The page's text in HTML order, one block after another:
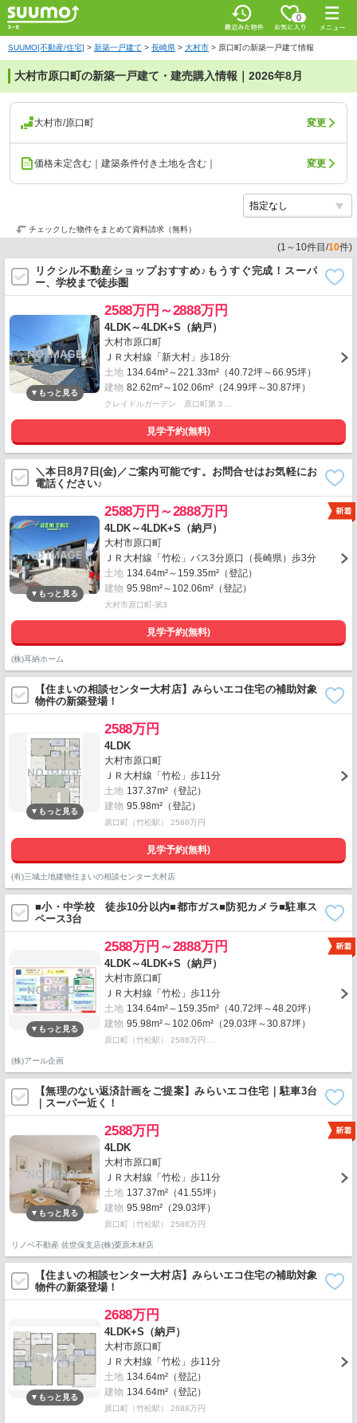
0
SUUMO[不動産/住宅] > 新築一戸建て > 長崎県 > 大村市 > 原口町の新築一戸建て情報
大村市原口町の新築一戸建て・建売購入情報｜2026年8月
大村市/原口町 変更
価格未定含む｜建築条件付き土地を含む｜ 変更
チェックした物件をまとめて資料請求（無料）
(1 ～ 10件目/10件)
リクシル不動産ショップおすすめ♪もうすぐ完成！スーパ
ー、学校まで徒歩圏
2588万円～2888万円
4LDK～4LDK+S（納戸）
大村市原口町
ＪＲ大村線「新大村」歩18分
土地 134.64m²～221.33m²（40.72坪～66.95坪）
建物 82.62m²～102.06m²（24.99坪～30.87坪）
クレイドルガーデン 原口町第３…
見学予約(無料)
＼本日8月7日(金)／ご案内可能です。お問合せはお気軽にお
電話ください♪
2588万円～2888万円
4LDK～4LDK+S（納戸）
大村市原口町
ＪＲ大村線「竹松」バス3分原口（長崎県）歩3分
土地 134.64m²～159.35m²（登記）
建物 95.98m²～102.06m²（登記）
大村市原口町-第3
見学予約(無料)
(株)耳納ホーム
【住まいの相談センター大村店】みらいエコ住宅の補助対象
物件の新築登場！
2588万円
4LDK
大村市原口町
ＪＲ大村線「竹松」歩11分
土地 137.37m²（登記）
建物 95.98m²（登記）
原口町（竹松駅） 2588万円
見学予約(無料)
(有)三城土地建物住まいの相談センター大村店
■小・中学校 徒歩10分以内■都市ガス■防犯カメラ■駐車ス
ペース3台
2588万円～2888万円
4LDK～4LDK+S（納戸）
大村市原口町
ＪＲ大村線「竹松」歩11分
土地 134.64m²～159.35m²（40.72坪～48.20坪）
建物 95.98m²～102.06m²（29.03坪～30.87坪）
原口町（竹松駅） 2588万円…
(株)アール企画
【無理のない返済計画をご提案】みらいエコ住宅｜駐車3台
｜スーパー近く！
2588万円
4LDK
大村市原口町
ＪＲ大村線「竹松」歩11分
土地 137.37m²（41.55坪）
建物 95.98m²（29.03坪）
原口町（竹松駅） 2588万円
リノベ不動産 佐世保支店(株)栗原木材店
【住まいの相談センター大村店】みらいエコ住宅の補助対象
物件の新築登場！
2688万円
4LDK+S（納戸）
大村市原口町
ＪＲ大村線「竹松」歩11分
土地 134.64m²（登記）
建物 134.64m²（登記）
原口町（竹松駅） 2688万円